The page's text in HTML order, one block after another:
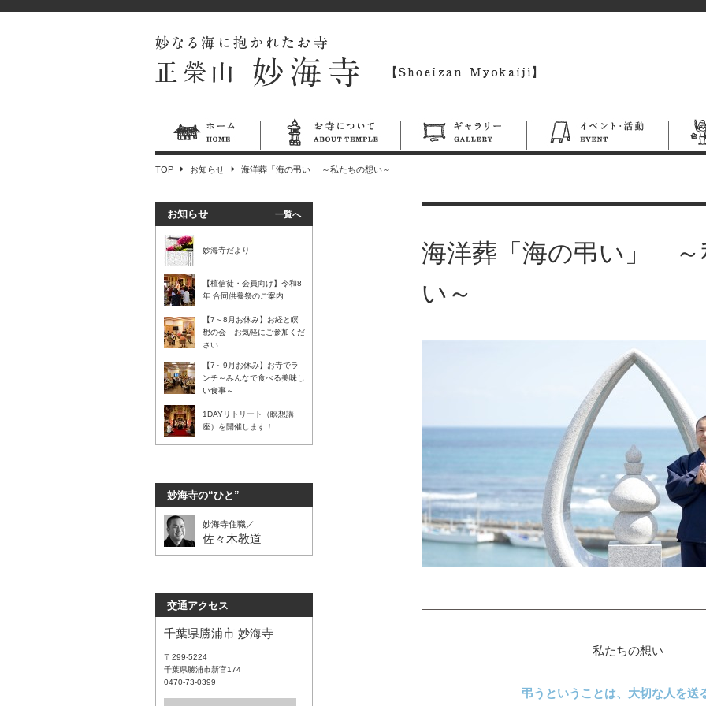
TOP お知らせ 海洋葬「海の弔い」 ～私たちの想い～
海洋葬「海の弔い」 ～
い～
私たちの想い
弔うということは、大切な人を送
お知らせ 一覧へ
妙海寺だより
【檀信徒・会員向け】令和8
年 合同供養祭のご案内
【7～8月お休み】お経と瞑
想の会 お気軽にご参加くだ
さい
【7～9月お休み】お寺でラ
ンチ～みんなで食べる美味し
い食事～
1DAYリトリート（瞑想講
座）を開催します！
妙海寺の“ひと”
妙海寺住職／
佐々木教道
交通アクセス
千葉県勝浦市 妙海寺
〒299-5224
千葉県勝浦市新官174
0470-73-0399